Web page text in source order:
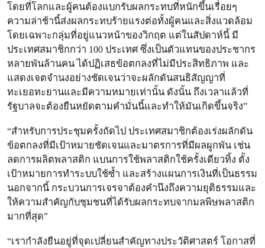
โดยที่โลกและผู้คนต้องแบกรับผลกระทบที่หนักขึ้นเรื่อยๆ
ความล่าช้านี้ส่งผลกระทบร้ายแรงต่อทั้งผู้คนและสิ่งแวดล้อม
โดยเฉพาะกลุ่มที่อยู่แนวหน้าของวิกฤต แต่ในสัปดาห์นี้ มี
ประเทศสมาชิกกว่า 100 ประเทศ ซึ่งเป็นตัวแทนของประชากร
หลายพันล้านคน ได้ปฏิเสธข้อตกลงที่ไม่มีประสิทธิภาพ และ
แสดงเจตจำนงอย่างชัดเจนว่าจะผลักดันสนธิสัญญาที่
ทะเยอทะยานและมีความหมายเท่านั้น ดังนั้น ถึงเวลาแล้วที่
รัฐบาลจะต้องยืนหยัดตามคำมั่นนี้และทำให้มันเกิดขึ้นจริง”
“สำหรับการประชุมครั้งถัดไป ประเทศสมาชิกต้องเร่งผลักดัน
ข้อตกลงที่มีเป้าหมายชัดเจนและมาตรการที่มีผลผูกพัน เช่น
ลดการผลิตพลาสติก แบนการใช้พลาสติกใช้ครั้งเดียวทิ้ง ตั้ง
เป้าหมายการทำระบบใช้ซ้ำ และสร้างแผนการเงินที่เป็นธรรม
นอกจากนี้ กระบวนการเจรจาต้องคำนึงถึงความยุติธรรมและ
ให้ความสำคัญกับชุมชนที่ได้รับผลกระทบจากมลพิษพลาสติก
มากที่สุด”
“เรากำลังยืนอยู่ที่จุดเปลี่ยนสำคัญทางประวัติศาสตร์ โอกาสที่